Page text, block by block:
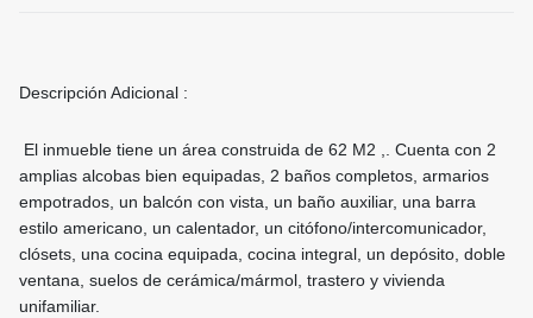
Descripción Adicional :
El inmueble tiene un área construida de 62 M2 ,. Cuenta con 2
amplias alcobas bien equipadas, 2 baños completos, armarios
empotrados, un balcón con vista, un baño auxiliar, una barra
estilo americano, un calentador, un citófono/intercomunicador,
clósets, una cocina equipada, cocina integral, un depósito, doble
ventana, suelos de cerámica/mármol, trastero y vivienda
unifamiliar.